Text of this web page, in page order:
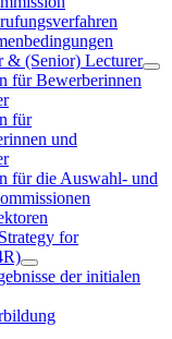
& (Senior) Lecturer
für Bewerberinnen
für
und
für die Auswahl- und
for
der initialen